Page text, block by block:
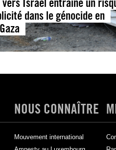
dans le génocide en
NOUS CONNAÎTRE
Mouvement international